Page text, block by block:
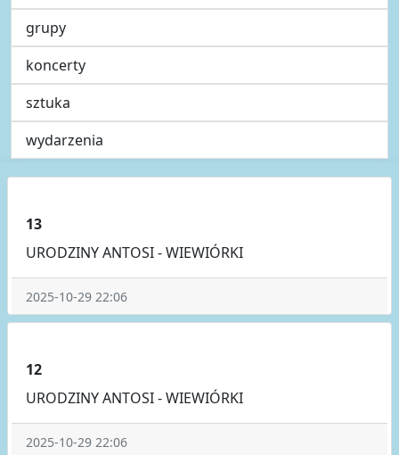
grupy
koncerty
sztuka
wydarzenia
13
URODZINY ANTOSI - WIEWIÓRKI
2025-10-29 22:06
12
URODZINY ANTOSI - WIEWIÓRKI
2025-10-29 22:06